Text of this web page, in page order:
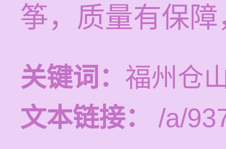
筝，质量有保
关键词： 福州仓
文本链接：
/a/